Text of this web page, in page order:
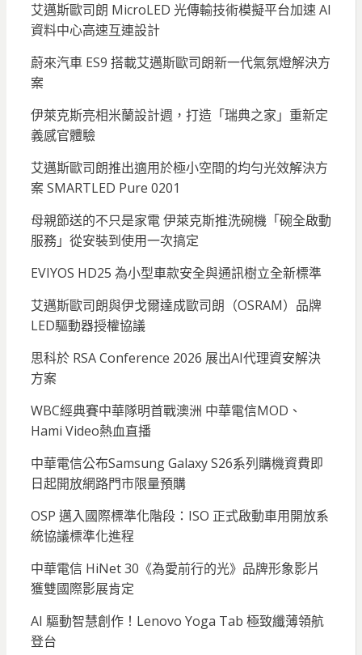
艾邁斯歐司朗 MicroLED 光傳輸技術模擬平台加速 AI
資料中心高速互連設計
蔚來汽車 ES9 搭載艾邁斯歐司朗新一代氣氛燈解決方
案
伊萊克斯亮相米蘭設計週，打造「瑞典之家」重新定
義感官體驗
艾邁斯歐司朗推出適用於極小空間的均勻光效解決方
案 SMARTLED Pure 0201
母親節送的不只是家電 伊萊克斯推洗碗機「碗全啟動
服務」從安裝到使用一次搞定
EVIYOS HD25 為小型車款安全與通訊樹立全新標準
艾邁斯歐司朗與伊戈爾達成歐司朗（OSRAM）品牌
LED驅動器授權協議
思科於 RSA Conference 2026 展出AI代理資安解決
方案
WBC經典賽中華隊明首戰澳洲 中華電信MOD、
Hami Video熱血直播
中華電信公布Samsung Galaxy S26系列購機資費即
日起開放網路門市限量預購
OSP 邁入國際標準化階段：ISO 正式啟動車用開放系
統協議標準化進程
中華電信 HiNet 30《為愛前行的光》品牌形象影片
獲雙國際影展肯定
AI 驅動智慧創作！Lenovo Yoga Tab 極致纖薄領航
登台